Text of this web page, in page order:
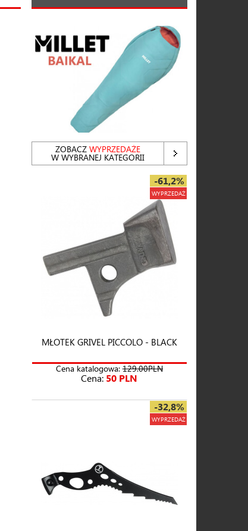
ZOBACZ WYPRZEDAŻE
W WYBRANEJ KATEGORII
-61,2%
WYPRZEDAŻ
MŁOTEK GRIVEL PICCOLO - BLACK
Cena katalogowa:129.00PLN
Cena: 50 PLN
-32,8%
WYPRZEDAŻ